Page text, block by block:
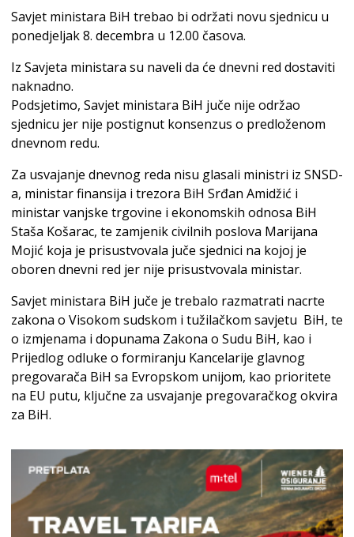
Savjet ministara BiH trebao bi održati novu sjednicu u
ponedjeljak 8. decembra u 12.00 časova.
Iz Savjeta ministara su naveli da će dnevni red dostaviti
naknadno.
Podsjetimo, Savjet ministara BiH juče nije održao
sjednicu jer nije postignut konsenzus o predloženom
dnevnom redu.
Za usvajanje dnevnog reda nisu glasali ministri iz SNSD-
a, ministar finansija i trezora BiH Srđan Amidžić i
ministar vanjske trgovine i ekonomskih odnosa BiH
Staša Košarac, te zamjenik civilnih poslova Marijana
Mojić koja je prisustvovala juče sjednici na kojoj je
oboren dnevni red jer nije prisustvovala ministar.
Savjet ministara BiH juče je trebalo razmatrati nacrte
zakona o Visokom sudskom i tužilačkom savjetu BiH, te
o izmjenama i dopunama Zakona o Sudu BiH, kao i
Prijedlog odluke o formiranju Kancelarije glavnog
pregovarača BiH sa Evropskom unijom, kao prioritete
na EU putu, ključne za usvajanje pregovaračkog okvira
za BiH.